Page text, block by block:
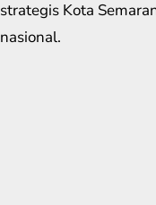
strategis Kota
nasional.